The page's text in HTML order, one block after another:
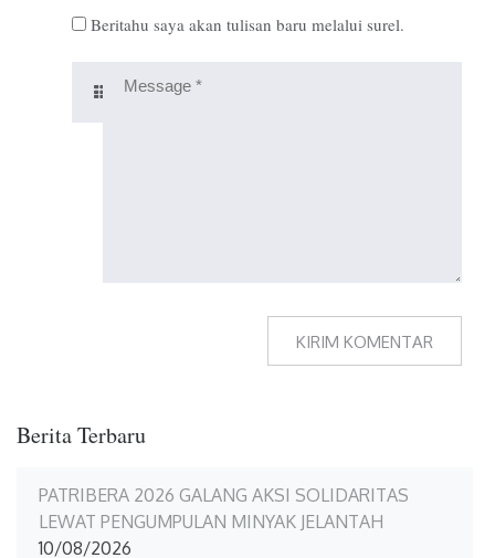
Beritahu saya akan tulisan baru melalui surel.
Berita Terbaru
PATRIBERA 2026 GALANG AKSI SOLIDARITAS
LEWAT PENGUMPULAN MINYAK JELANTAH
10/08/2026